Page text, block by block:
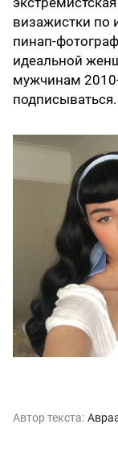
визажистки по
пинап-
идеальной
мужчинам 2010-
подписываться.
Автор текста: